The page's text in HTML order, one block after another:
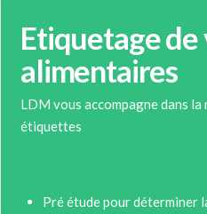
Etiquetage de
alimentaires
LDM vous accompagne dans
étiquettes
Pré étude pour déterminer